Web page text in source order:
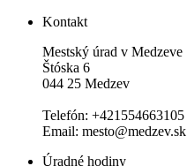
Kontakt
Mestský úrad v Medzeve
Štóska 6
044 25 Medzev
Telefón: +421554663105
Email: mesto@medzev.sk
Úradné hodiny